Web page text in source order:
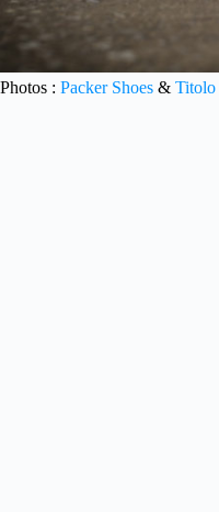
Photos : Packer Shoes & Titolo